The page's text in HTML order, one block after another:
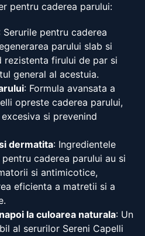
pentru caderea parului:
Serurile pentru caderea
parului slab si
rezistenta firului de par si
general al acestuia.
: Formula avansata a
opreste caderea parului,
si prevenind
dermatita: Ingredientele
caderea parului au si
si antimicotice,
eficienta a matretii si a
la culoarea naturala: Un
al serurilor Sereni Capelli